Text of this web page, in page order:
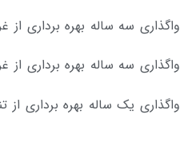
واگذاری سه ساله بهره برداری
واگذاری سه ساله بهره برداری از غرفه شقایق 8
واگذاری یک ساله بهره برداری